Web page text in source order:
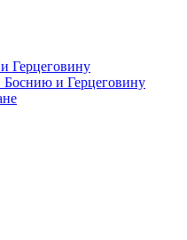
Герцеговину
и Герцеговину